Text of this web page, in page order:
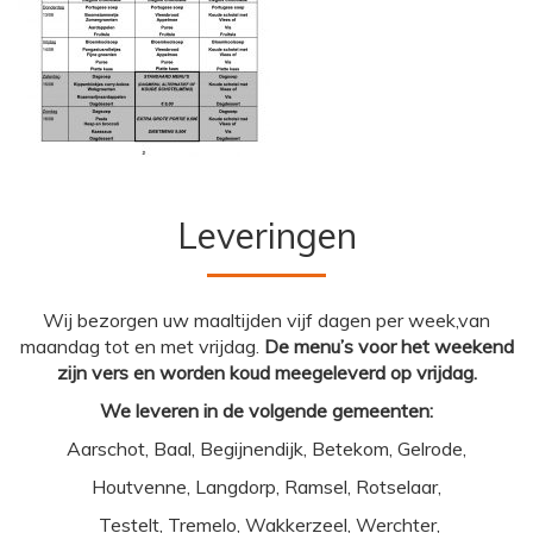
Leveringen
Wij bezorgen uw maaltijden vijf dagen per week,van
maandag tot en met vrijdag. De menu’s voor het weekend
zijn vers en worden koud meegeleverd op vrijdag.
We leveren in de volgende gemeenten:
Aarschot, Baal, Begijnendijk, Betekom, Gelrode,
Houtvenne, Langdorp, Ramsel, Rotselaar,
Testelt, Tremelo, Wakkerzeel, Werchter,